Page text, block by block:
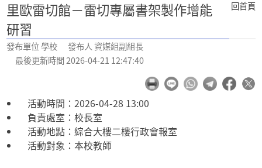
里歐雷切館－雷切專屬書架製作增能
研習
發布單位 學校 發布人 資媒組副組長
最後更新時間 2026-04-21 12:47:40
回首頁
活動時間：2026-04-28 13:00
負責處室：校長室
活動地點：綜合大樓二樓行政會報室
活動對象：本校教師